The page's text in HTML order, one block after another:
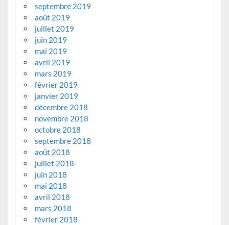
septembre 2019
août 2019
juillet 2019
juin 2019
mai 2019
avril 2019
mars 2019
février 2019
janvier 2019
décembre 2018
novembre 2018
octobre 2018
septembre 2018
août 2018
juillet 2018
juin 2018
mai 2018
avril 2018
mars 2018
février 2018